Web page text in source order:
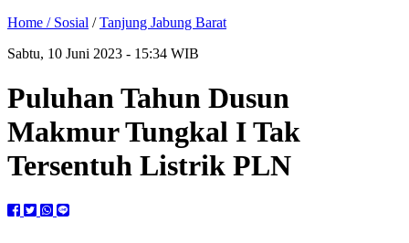
Home / Sosial /Tanjung Jabung Barat
Sabtu, 10 Juni 2023 - 15:34 WIB
Puluhan Tahun Dusun
Makmur Tungkal I Tak
Tersentuh Listrik PLN